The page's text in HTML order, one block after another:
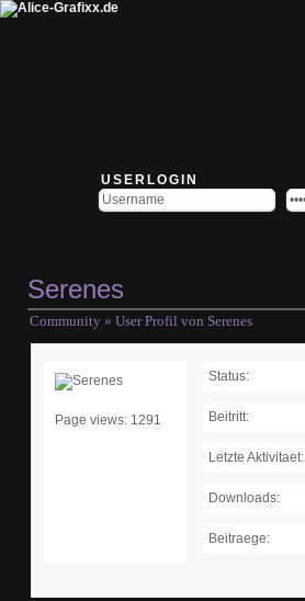
USERLOGIN
Serenes
Community » User Profil von Serenes
Page views: 1291
Status:
Beitritt:
Letzte Aktivitaet:
Downloads:
Beitraege: